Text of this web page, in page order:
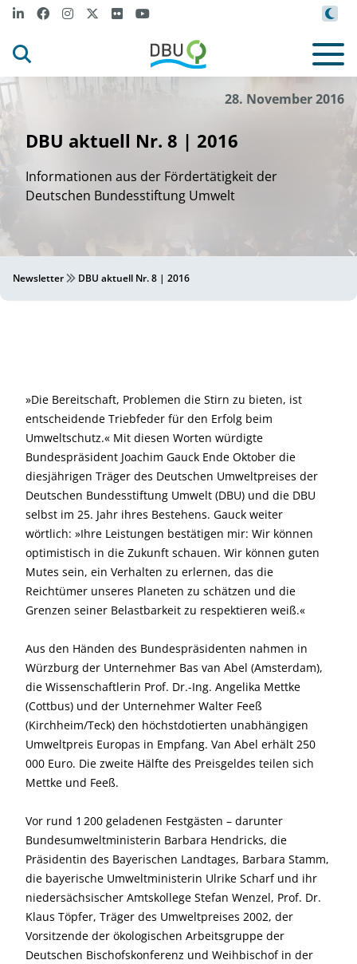
28. November 2016
DBU aktuell Nr. 8 | 2016
Informationen aus der Fördertätigkeit der
Deutschen Bundesstiftung Umwelt
Newsletter DBU aktuell Nr. 8 | 2016
»Die Bereitschaft, Problemen die Stirn zu bieten, ist
entscheidende Triebfeder für den Erfolg beim
Umweltschutz.« Mit diesen Worten würdigte
Bundespräsident Joachim Gauck Ende Oktober die
diesjährigen Träger des Deutschen Umweltpreises der
Deutschen Bundesstiftung Umwelt (DBU) und die DBU
selbst im 25. Jahr ihres Bestehens. Gauck weiter
wörtlich: »Ihre Leistungen bestätigen mir: Wir können
optimistisch in die Zukunft schauen. Wir können guten
Mutes sein, ein Verhalten zu erlernen, das die
Reichtümer unseres Planeten zu schätzen und die
Grenzen seiner Belastbarkeit zu respektieren weiß.«
Aus den Händen des Bundespräsidenten nahmen in
Würzburg der Unternehmer Bas van Abel (Amsterdam),
die Wissen­schaftlerin Prof. Dr.-Ing. Angelika Mettke
(Cottbus) und der Unternehmer Walter Feeß
(Kirchheim/Teck) den höchstdotierten unabhängigen
Umweltpreis Europas in Empfang. Van Abel erhält 250
000 Euro. Die zweite Hälfte des Preis­geldes teilen sich
Mettke und Feeß.
Vor rund 1 200 geladenen Festgästen – darunter
Bundesumweltministerin Barbara Hendricks, die
Präsidentin des Bayerischen Landtages, Barbara Stamm,
die bayerische Umweltministerin Ulrike Scharf und ihr
niedersächsischer Amtskollege Stefan Wenzel, Prof. Dr.
Klaus Töpfer, Träger des Umweltpreises 2002, der
Vorsitzende der ökologischen Arbeitsgruppe der
Deutschen Bischofskonferenz und Weihbischof in der